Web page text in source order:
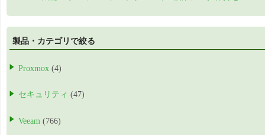
製品・カテゴリで絞る
Proxmox (4)
セキュリティ (47)
Veeam (766)